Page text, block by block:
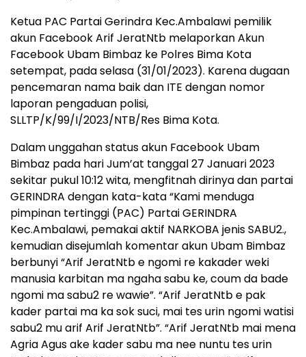
Ketua PAC Partai Gerindra Kec.Ambalawi pemilik
akun Facebook Arif JeratNtb melaporkan Akun
Facebook Ubam Bimbaz ke Polres Bima Kota
setempat, pada selasa (31/01/2023). Karena dugaan
pencemaran nama baik dan ITE dengan nomor
laporan pengaduan polisi,
SLLTP/K/99/I/2023/NTB/Res Bima Kota.
Dalam unggahan status akun Facebook Ubam
Bimbaz pada hari Jum’at tanggal 27 Januari 2023
sekitar pukul 10:12 wita, mengfitnah dirinya dan partai
GERINDRA dengan kata-kata “Kami menduga
pimpinan tertinggi (PAC) Partai GERINDRA
Kec.Ambalawi, pemakai aktif NARKOBA jenis SABU2.,
kemudian disejumlah komentar akun Ubam Bimbaz
berbunyi “Arif JeratNtb e ngomi re kakader weki
manusia karbitan ma ngaha sabu ke, coum da bade
ngomi ma sabu2 re wawie”. “Arif JeratNtb e pak
kader partai ma ka sok suci, mai tes urin ngomi watisi
sabu2 mu arif Arif JeratNtb”. “Arif JeratNtb mai mena
Agria Agus ake kader sabu ma nee nuntu tes urin